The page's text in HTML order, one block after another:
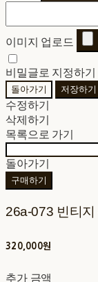
이미지 업로드
비밀글로 지정하기
돌아가기 저장하기
수정하기
삭제하기
목록으로 가기
돌아가기
구매하기
26a-073 빈티
320,000원
추가 금액